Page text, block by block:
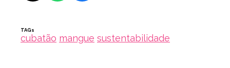
TAGs
cubatão mangue sustentabilidade